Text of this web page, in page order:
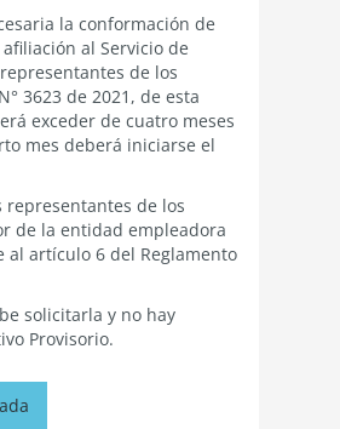
la conformación de
al Servicio de
de los
3623 de 2021, de esta
exceder de cuatro meses
mes deberá iniciarse el
representantes de los
de la entidad empleadora
al artículo 6 del Reglamento
solicitarla y no hay
Provisorio.